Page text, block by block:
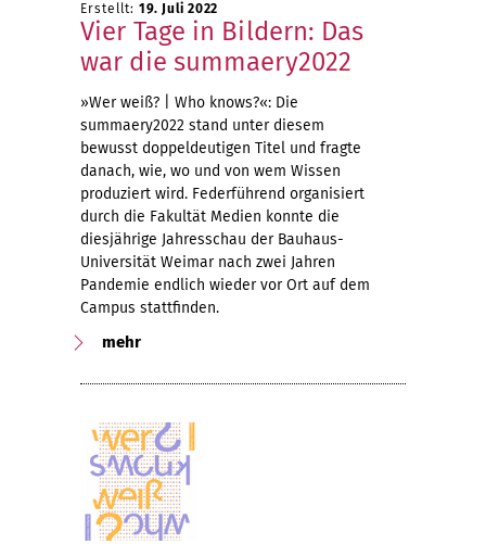
Erstellt: 19. Juli 2022
Vier Tage in Bildern: Das
war die summaery2022
»Wer weiß? | Who knows?«: Die
summaery2022 stand unter diesem
bewusst doppeldeutigen Titel und fragte
danach, wie, wo und von wem Wissen
produziert wird. Federführend organisiert
durch die Fakultät Medien konnte die
diesjährige Jahresschau der Bauhaus-
Universität Weimar nach zwei Jahren
Pandemie endlich wieder vor Ort auf dem
Campus stattfinden.
mehr